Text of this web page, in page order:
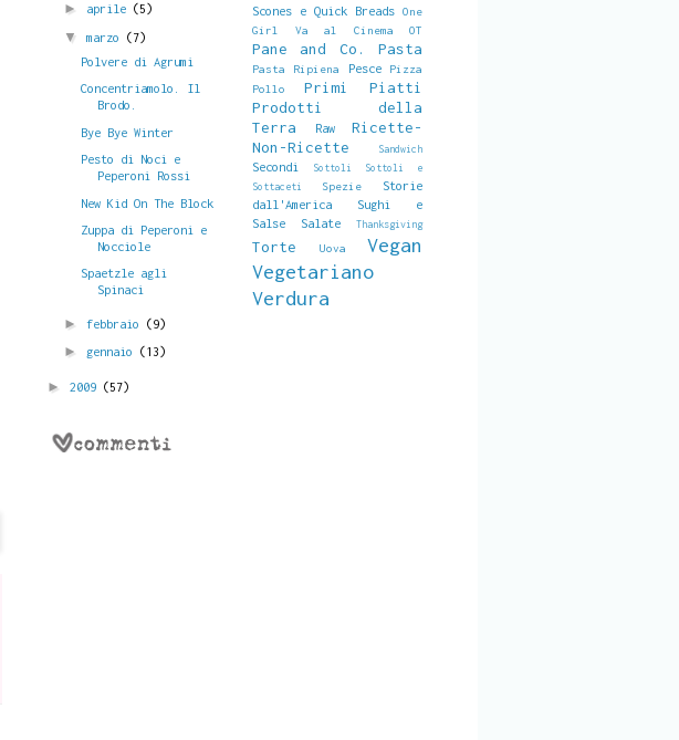
► aprile (5)
▼ marzo (7)
Polvere di Agrumi
Concentriamolo. Il
Brodo.
Bye Bye Winter
Pesto di Noci e
Peperoni Rossi
New Kid On The Block
Zuppa di Peperoni e
Nocciole
Spaetzle agli
Spinaci
► febbraio (9)
► gennaio (13)
► 2009 (57)
Scones e Quick Breads One
Girl Va al Cinema
OT
Pane and Co. Pasta
Pasta Ripiena Pesce
Pizza
Pollo
Primi Piatti
Prodotti della
Terra
Raw
Ricette-
Non-Ricette
Sandwich
Secondi Sottoli
Sottoli e
Sottaceti
Spezie
Storie
dall'America
Sughi e
Salse Salate
Thanksgiving
Torte Uova
Vegan
Vegetariano
Verdura